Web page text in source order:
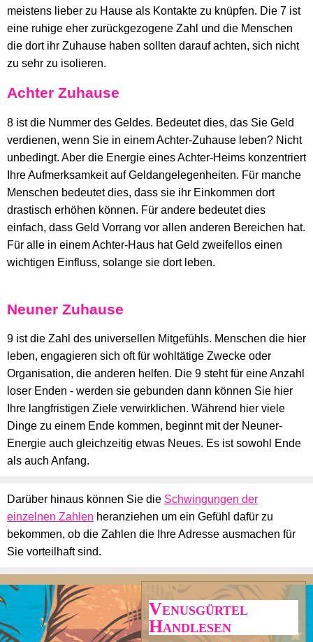
meistens lieber zu Hause als Kontakte zu knüpfen. Die 7 ist
eine ruhige eher zurückgezogene Zahl und die Menschen
die dort ihr Zuhause haben sollten darauf achten, sich nicht
zu sehr zu isolieren.
Achter Zuhause
8 ist die Nummer des Geldes. Bedeutet dies, das Sie Geld
verdienen, wenn Sie in einem Achter-Zuhause leben? Nicht
unbedingt. Aber die Energie eines Achter-Heims konzentriert
Ihre Aufmerksamkeit auf Geldangelegenheiten. Für manche
Menschen bedeutet dies, dass sie ihr Einkommen dort
drastisch erhöhen können. Für andere bedeutet dies
einfach, dass Geld Vorrang vor allen anderen Bereichen hat.
Für alle in einem Achter-Haus hat Geld zweifellos einen
wichtigen Einfluss, solange sie dort leben.
Neuner Zuhause
9 ist die Zahl des universellen Mitgefühls. Menschen die hier
leben, engagieren sich oft für wohltätige Zwecke oder
Organisation, die anderen helfen. Die 9 steht für eine Anzahl
loser Enden - werden sie gebunden dann können Sie hier
Ihre langfristigen Ziele verwirklichen. Während hier viele
Dinge zu einem Ende kommen, beginnt mit der Neuner-
Energie auch gleichzeitig etwas Neues. Es ist sowohl Ende
als auch Anfang.
Darüber hinaus können Sie die Schwingungen der
einzelnen Zahlen heranziehen um ein Gefühl dafür zu
bekommen, ob die Zahlen die Ihre Adresse ausmachen für
Sie vorteilhaft sind.
Venusgürtel
Handlesen